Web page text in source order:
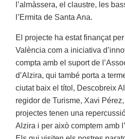
l’almàssera, el claustre, les
l’Ermita de Santa Ana.
El projecte ha estat finançat
València com a iniciativa
compta amb el suport de
d’Alzira, qui també porta a
ciutat baix el títol, Descobreix
regidor de Turisme, Xavi
projectes tenen una
Alzira i per això comptem amb